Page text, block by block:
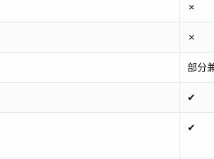
✗
✗
部分
✔
✔